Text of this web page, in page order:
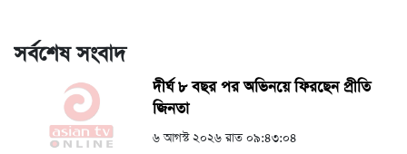
সর্বশেষ সংবাদ
দীর্ঘ ৮ বছর পর অভিনয়ে ফিরছেন প্রীতি
জিনতা
৬ আগস্ট ২০২৬ রাত ০৯:৪৩:০৪